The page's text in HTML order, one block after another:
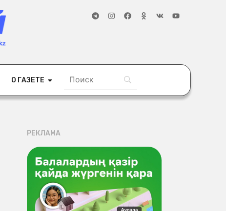
О ГАЗЕТЕ
РЕКЛАМА